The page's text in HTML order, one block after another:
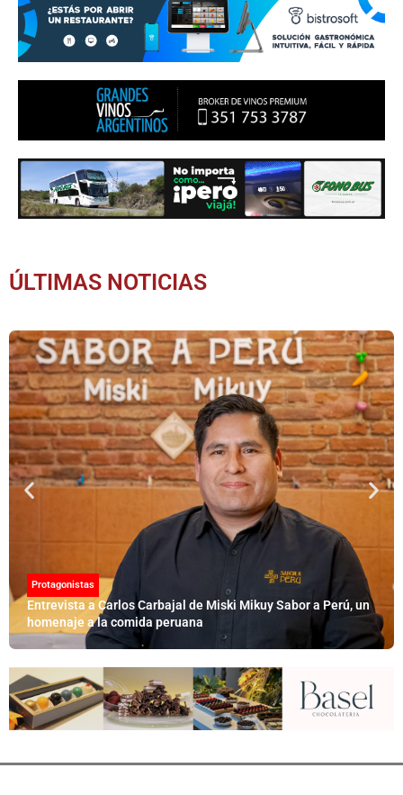
ÚLTIMAS NOTICIAS
Protagonistas
Entrevista a Carlos Carbajal de Miski Mikuy Sabor a Perú, un
homenaje a la comida peruana